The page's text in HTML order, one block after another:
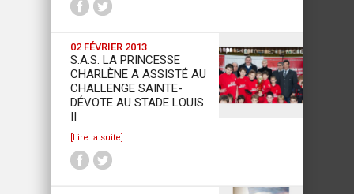
02 FÉVRIER 2013
S.A.S. LA PRINCESSE
CHARLÈNE A ASSISTÉ AU
CHALLENGE SAINTE-
DÉVOTE AU STADE LOUIS
[Lire la suite]